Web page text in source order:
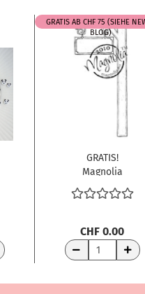
GRATIS AB CHF 75 (SIEHE
BLOG)
GRATIS!
Magnolia
Clingstempel
Travel Sign...
CHF 0.00